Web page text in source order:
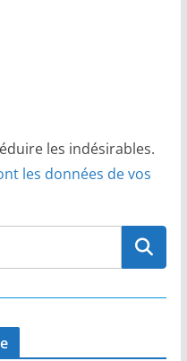
les indésirables.
les données de vos